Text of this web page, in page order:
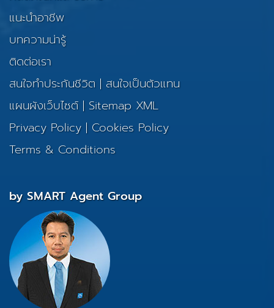
แนะนำอาชีพ
บทความน่ารู้
ติดต่อเรา
สนใจทำประกันชีวิต | สนใจเป็นตัวแทน
แผนผังเว็บไซต์| Sitemap XML
Privacy Policy | Cookies Policy
Terms & Conditions
by SMART Agent Group